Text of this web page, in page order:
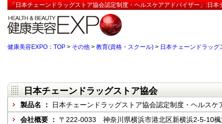
「日本チェーンドラッグストア協会認定制度・ヘルスケアアドバイザー」:日
健康美容EXPO：TOP > その他 > 教育(資格・スクール) > 日本チェーンドラッ
日本チェーンドラッグストア協会
製品名 ：
日本チェーンドラッグストア協会認定制度・ヘルスケ
会社概要 ： 〒222-0033 神奈川県横浜市港北区新横浜2-5-10楓